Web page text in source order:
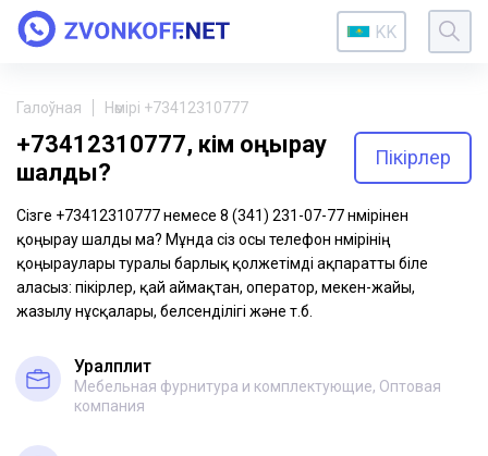
KK
Галоўная Нөмірі +73412310777
+73412310777, кім қоңырау
шалды?
Пікірлер
Сізге +73412310777 немесе 8 (341) 231-07-77 нөмірінен
қоңырау шалды ма? Мұнда сіз осы телефон нөмірінің
қоңыраулары туралы барлық қолжетімді ақпаратты біле
аласыз: пікірлер, қай аймақтан, оператор, мекен-жайы,
жазылу нұсқалары, белсенділігі және т.б.
Уралплит
Мебельная фурнитура и комплектующие, Оптовая
компания